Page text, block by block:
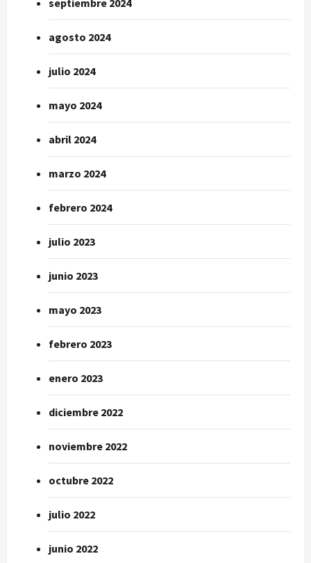
agosto 2024
julio 2024
mayo 2024
abril 2024
marzo 2024
febrero 2024
julio 2023
junio 2023
mayo 2023
febrero 2023
enero 2023
diciembre 2022
noviembre 2022
octubre 2022
julio 2022
junio 2022